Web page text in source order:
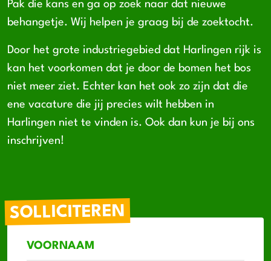
Pak die kans en ga op zoek naar dat nieuwe
behangetje. Wij helpen je graag bij de zoektocht.
Door het grote industriegebied dat Harlingen rijk is
kan het voorkomen dat je door de bomen het bos
niet meer ziet. Echter kan het ook zo zijn dat die
ene vacature die jij precies wilt hebben in
Harlingen niet te vinden is. Ook dan kun je bij ons
inschrijven!
SOLLICITEREN
VOORNAAM